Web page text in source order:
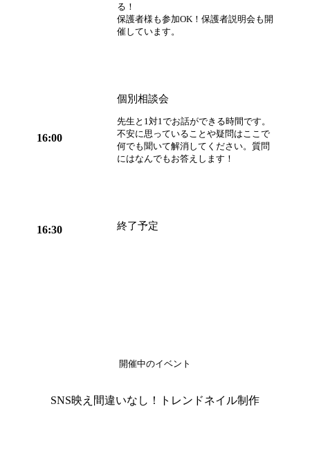
る！
保護者様も参加OK！保護者説明会も開
催しています。
16:00
個別相談会
先生と1対1でお話ができる時間です。
不安に思っていることや疑問はここで
何でも聞いて解消してください。質問
にはなんでもお答えします！
16:30 終了予定
開催中のイベント
SNS映え間違いなし！トレンドネイル制作